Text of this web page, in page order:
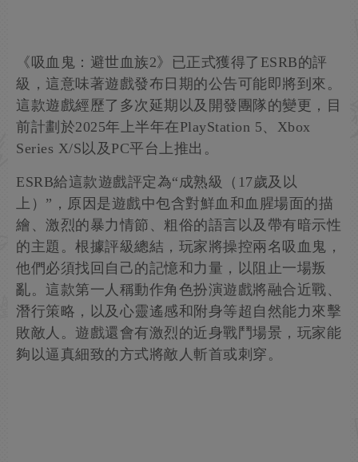
《吸血鬼：避世血族2》已正式獲得了ESRB的評
級，這意味著遊戲發布日期的公告可能即將到來。
這款遊戲經歷了多次延期以及開發團隊的變更，目
前計劃於2025年上半年在PlayStation 5、Xbox
Series X/S以及PC平台上推出。
ESRB給這款遊戲評定為“成熟級（17歲及以
上）”，原因是遊戲中包含對鮮血和血腥場面的描
繪、激烈的暴力情節、粗俗的語言以及帶有暗示性
的主題。根據評級總結，玩家將操控兩名吸血鬼，
他們必須找回自己的記憶和力量，以阻止一場叛
亂。這款第一人稱動作角色扮演遊戲將融合近戰、
潛行策略，以及心靈遙感和附身等超自然能力來擊
敗敵人。遊戲還會有激烈的近身戰鬥場景，玩家能
夠以逼真細致的方式將敵人斬首或刺穿。